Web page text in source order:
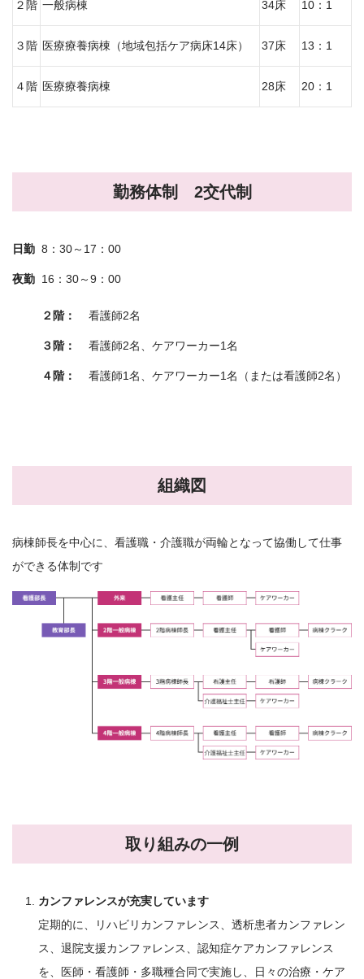
２階 一般病棟 34床 10：1
３階 医療療養病棟（地域包括ケア病床14床） 37床 13：1
４階 医療療養病棟 28床 20：1
勤務体制 2交代制
日勤 8：30～17：00
夜勤 16：30～9：00
２階： 看護師2名
３階： 看護師2名、ケアワーカー1名
４階： 看護師1名、ケアワーカー1名（または看護師2名）
組織図
病棟師長を中心に、看護職・介護職が両輪となって協働して仕事
ができる体制です
取り組みの一例
カンファレンスが充実しています
定期的に、リハビリカンファレンス、透析患者カンファレン
ス、退院支援カンファレンス、認知症ケアカンファレンス
を、医師・看護師・多職種合同で実施し、日々の治療・ケア